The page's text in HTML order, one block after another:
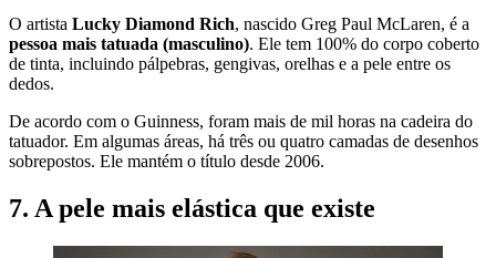
O artista Lucky Diamond Rich, nascido Greg Paul McLaren, é a
pessoa mais tatuada (masculino). Ele tem 100% do corpo coberto
de tinta, incluindo pálpebras, gengivas, orelhas e a pele entre os
dedos.
De acordo com o Guinness, foram mais de mil horas na cadeira do
tatuador. Em algumas áreas, há três ou quatro camadas de desenhos
sobrepostos. Ele mantém o título desde 2006.
7. A pele mais elástica que existe